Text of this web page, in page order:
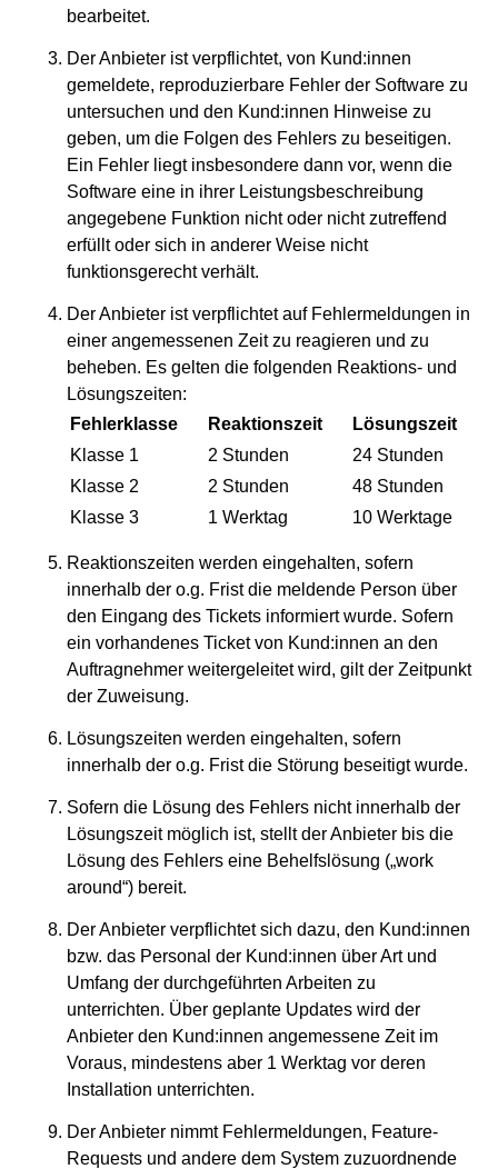
bearbeitet.
Der Anbieter ist verpflichtet, von Kund:innen
gemeldete, reproduzierbare Fehler der Software zu
untersuchen und den Kund:innen Hinweise zu
geben, um die Folgen des Fehlers zu beseitigen.
Ein Fehler liegt insbesondere dann vor, wenn die
Software eine in ihrer Leistungsbeschreibung
angegebene Funktion nicht oder nicht zutreffend
erfüllt oder sich in anderer Weise nicht
funktionsgerecht verhält.
Der Anbieter ist verpflichtet auf Fehlermeldungen in
einer angemessenen Zeit zu reagieren und zu
beheben. Es gelten die folgenden Reaktions- und
Lösungszeiten:
Fehlerklasse
Reaktionszeit
Lösungszeit
Klasse 1
2 Stunden
24 Stunden
Klasse 2
2 Stunden
48 Stunden
Klasse 3
1 Werktag 10 Werktage
Reaktionszeiten werden eingehalten, sofern
innerhalb der o.g. Frist die meldende Person über
den Eingang des Tickets informiert wurde. Sofern
ein vorhandenes Ticket von Kund:innen an den
Auftragnehmer weitergeleitet wird, gilt der Zeitpunkt
der Zuweisung.
Lösungszeiten werden eingehalten, sofern
innerhalb der o.g. Frist die Störung beseitigt wurde.
Sofern die Lösung des Fehlers nicht innerhalb der
Lösungszeit möglich ist, stellt der Anbieter bis die
Lösung des Fehlers eine Behelfslösung („work
around“) bereit.
Der Anbieter verpflichtet sich dazu, den Kund:innen
bzw. das Personal der Kund:innen über Art und
Umfang der durchgeführten Arbeiten zu
unterrichten. Über geplante Updates wird der
Anbieter den Kund:innen angemessene Zeit im
Voraus, mindestens aber 1 Werktag vor deren
Installation unterrichten.
Der Anbieter nimmt Fehlermeldungen, Feature-
Requests und andere dem System zuzuordnende